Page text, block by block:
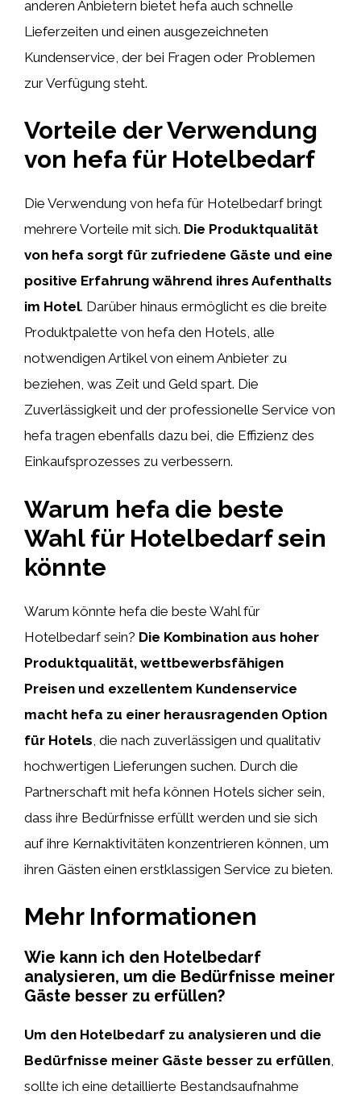
anderen Anbietern bietet hefa auch schnelle
Lieferzeiten und einen ausgezeichneten
Kundenservice, der bei Fragen oder Problemen
zur Verfügung steht.
Vorteile der Verwendung
von hefa für Hotelbedarf
Die Verwendung von hefa für Hotelbedarf bringt
mehrere Vorteile mit sich. Die Produktqualität
von hefa sorgt für zufriedene Gäste und eine
positive Erfahrung während ihres Aufenthalts
im Hotel. Darüber hinaus ermöglicht es die breite
Produktpalette von hefa den Hotels, alle
notwendigen Artikel von einem Anbieter zu
beziehen, was Zeit und Geld spart. Die
Zuverlässigkeit und der professionelle Service von
hefa tragen ebenfalls dazu bei, die Effizienz des
Einkaufsprozesses zu verbessern.
Warum hefa die beste
Wahl für Hotelbedarf sein
könnte
Warum könnte hefa die beste Wahl für
Hotelbedarf sein? Die Kombination aus hoher
Produktqualität, wettbewerbsfähigen
Preisen und exzellentem Kundenservice
macht hefa zu einer herausragenden Option
für Hotels , die nach zuverlässigen und qualitativ
hochwertigen Lieferungen suchen. Durch die
Partnerschaft mit hefa können Hotels sicher sein,
dass ihre Bedürfnisse erfüllt werden und sie sich
auf ihre Kernaktivitäten konzentrieren können, um
ihren Gästen einen erstklassigen Service zu bieten.
Mehr Informationen
Wie kann ich den Hotelbedarf
analysieren, um die Bedürfnisse meiner
Gäste besser zu erfüllen?
Um den Hotelbedarf zu analysieren und die
Bedürfnisse meiner Gäste besser zu erfüllen,
sollte ich eine detaillierte Bestandsaufnahme